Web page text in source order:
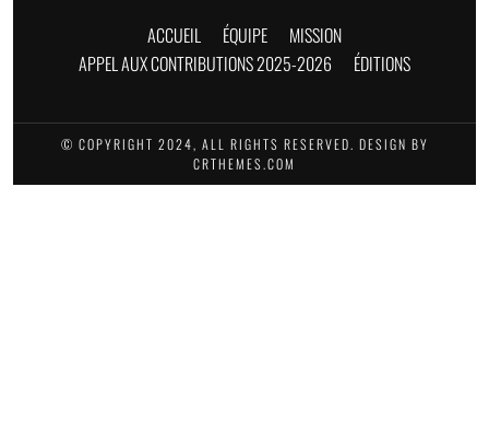
ACCUEIL ÉQUIPE
MISSION
APPEL AUX CONTRIBUTIONS 2025-2026
ÉDITIONS
© COPYRIGHT 2024, ALL RIGHTS RESERVED. DESIGN BY
CRTHEMES.COM